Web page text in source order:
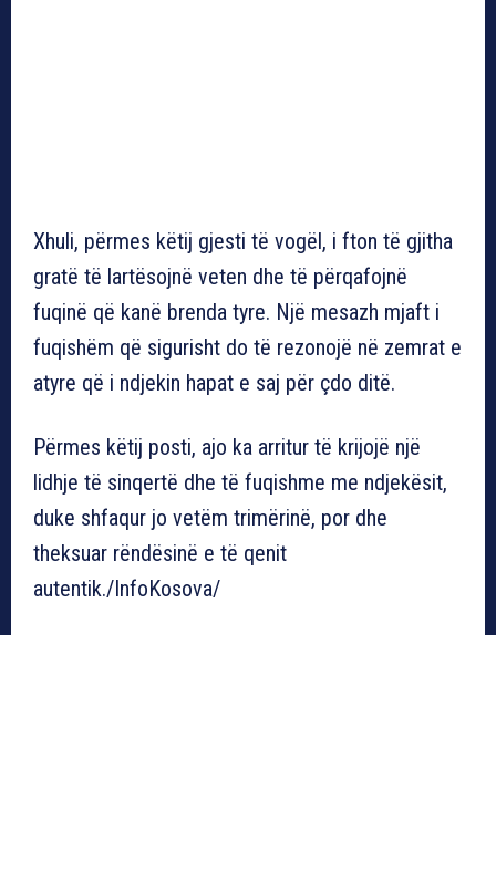
Xhuli, përmes këtij gjesti të vogël, i fton të gjitha
gratë të lartësojnë veten dhe të përqafojnë
fuqinë që kanë brenda tyre. Një mesazh mjaft i
fuqishëm që sigurisht do të rezonojë në zemrat e
atyre që i ndjekin hapat e saj për çdo ditë.
Përmes këtij posti, ajo ka arritur të krijojë një
lidhje të sinqertë dhe të fuqishme me ndjekësit,
duke shfaqur jo vetëm trimërinë, por dhe
theksuar rëndësinë e të qenit
autentik./InfoKosova/